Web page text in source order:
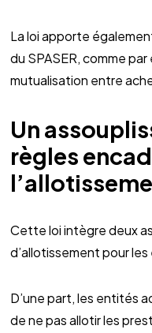
La loi apporte
du SPASER, comme
mutualisation entre
Un
règles
Cette loi intègre deux
d’allotissement pour
D’une part, les entités
de ne pas allotir les